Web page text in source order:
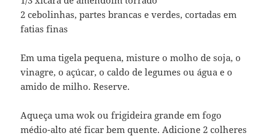
2 cebolinhas, partes brancas e verdes, cortadas em
fatias finas
Em uma tigela pequena, misture o molho de soja, o
vinagre, o açúcar, o caldo de legumes ou água e o
amido de milho. Reserve.
Aqueça uma wok ou frigideira grande em fogo
médio-alto até ficar bem quente. Adicione 2 colheres